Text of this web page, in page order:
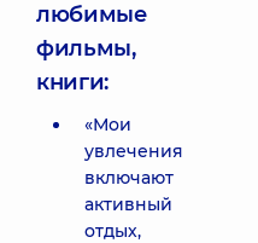
любимые
фильмы,
книги:
«Мои
увлечения
включают
активный
отдых,